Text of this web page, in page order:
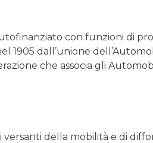
con funzioni di
dall’unione
che associa gli
versanti della mobilità e di